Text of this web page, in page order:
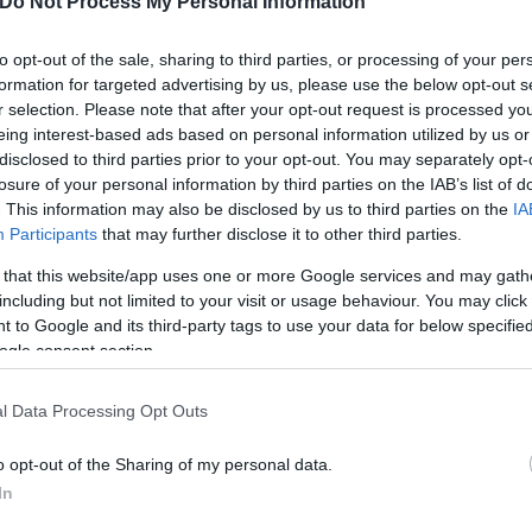
opt-out of the sale, sharing to third parties, or processing of your
for targeted advertising by us, please use the below opt-out
selection. Please note that after your opt-out request is processed
interest-based ads based on personal information utilized by us
to third parties prior to your opt-out. You may separately
of your personal information by third parties on the IAB’s list of
This information may also be disclosed by us to third parties on the
Participants that may further disclose it to other third parties.
that this website/app uses one or more Google services and may
but not limited to your visit or usage behaviour. You may
to Google and its third-party tags to use your data for below
consent section.
Data Processing Opt Outs
opt-out of the Sharing of my personal data.
αναβάθμιση των δημοσίων κτιρίων, ενώ το 2019
κανένα πρόγραμμα εξοικονόμησης για
στο Εξοικονομώ όπου οι πληρωμές για το
δεν προκηρύχθηκε και το 2022 δεν έχει ακόμη
Ταμείο Ανάκαμψης.
Flash.grστην αναζήτηση τηςGoogle